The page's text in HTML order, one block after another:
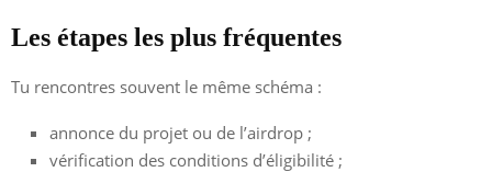
Les étapes les plus fréquentes
Tu rencontres souvent le même schéma :
annonce du projet ou de l’airdrop ;
vérification des conditions d’éligibilité ;